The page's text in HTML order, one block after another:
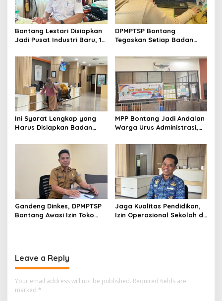
Bontang Lestari Disiapkan
Jadi Pusat Industri Baru, 18
Dipetakan
DPMPTSP Bontang
Tegaskan Setiap Badan
Legalitas Usaha
Ini Syarat Lengkap yang
Harus Disiapkan Badan
Lewat OSS
MPP Bontang Jadi Andalan
Warga Urus Administrasi,
Diminati Meski Serba Digital
Gandeng Dinkes, DPMPTSP
Bontang Awasi Izin Toko
Jaga Kualitas Pendidikan,
Izin Operasional Sekolah di
Leave a Reply
Your email address will not be published. Required fields are
marked *